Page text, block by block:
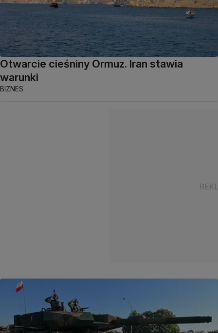
Otwarcie cieśniny Ormuz. Iran stawia
warunki
BIZNES